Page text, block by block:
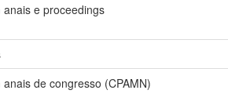
anais e proceedings
de congresso (CPAMN)